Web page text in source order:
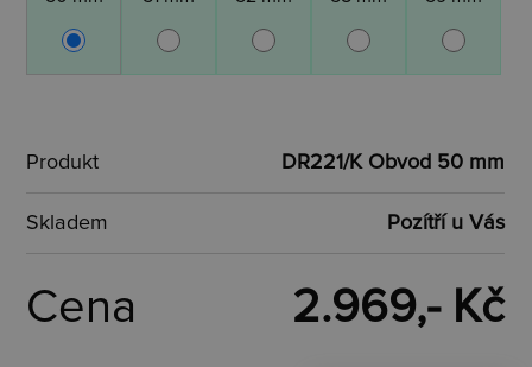
Produkt DR221/K Obvod 50 mm
Skladem Pozítří u Vás
Cena 2.969,- Kč